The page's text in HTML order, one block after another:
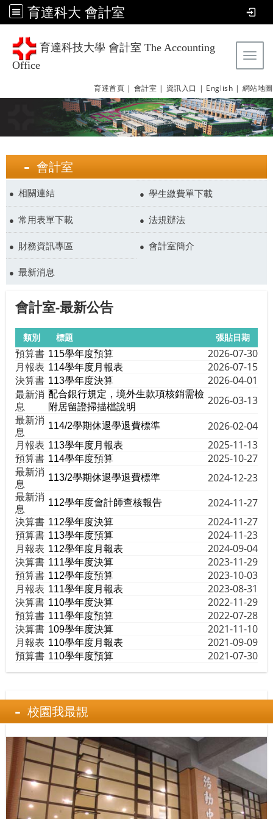
育達科大 會計室
育達科技大學 會計室 The Accounting
Office
育達首頁 | 會計室 | 資訊入口 | English | 網站地圖
會計室
相關連結 學生繳費單下載
常用表單下載 法規辦法
財務資訊專區 會計室簡介
最新消息
會計室-最新公告
類別 標題 張貼日期
預算書 115學年度預算
2026-07-30
月報表 114學年度月報表
2026-07-15
決算書 113學年度決算
2026-04-01
最新消
息
配合銀行規定，境外生款項核銷需檢
附居留證掃描檔說明
2026-03-13
最新消
息
114/2學期休退學退費標準
2026-02-04
月報表 113學年度月報表
2025-11-13
預算書 114學年度預算
2025-10-27
最新消
息
113/2學期休退學退費標準
2024-12-23
最新消
息
112學年度會計師查核報告
2024-11-27
決算書 112學年度決算
2024-11-27
預算書 113學年度預算
2024-11-23
月報表 112學年度月報表
2024-09-04
決算書 111學年度決算
2023-11-29
預算書 112學年度預算
2023-10-03
月報表 111學年度月報表
2023-08-31
決算書 110學年度決算
2022-11-29
預算書 111學年度預算
2022-07-28
決算書 109學年度決算
2021-11-10
月報表 110學年度月報表
2021-09-09
預算書 110學年度預算 2021-07-30
校園我最靚